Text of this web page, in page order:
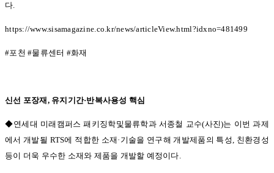
다.
https://www.sisamagazine.co.kr/news/articleView.html?idxno=481499
#포천#물류센터 #화재
신선 포장재 , 유지기간·반복사용성 핵심
◆연세대 미래캠퍼스 패키징학및물류학과 서종철 교수(사진)는 이번 과제
에서 개발될 RTS에 적합한 소재 · 기술을 연구해 개발제품의 특성, 친환경성
등이 더욱 우수한 소재와 제품을 개발할 예정이다.